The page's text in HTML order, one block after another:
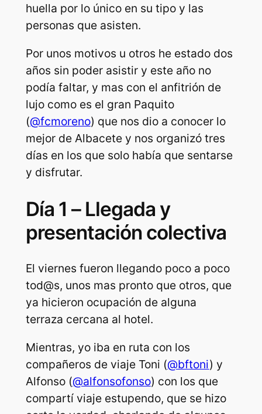
huella por lo único en su tipo y las
personas que asisten.
Por unos motivos u otros he estado dos
años sin poder asistir y este año no
podía faltar, y mas con el anfitrión de
lujo como es el gran Paquito
(@fcmoreno) que nos dio a conocer lo
mejor de Albacete y nos organizó tres
días en los que solo había que sentarse
y disfrutar.
Día 1 – Llegada y
presentación colectiva
El viernes fueron llegando poco a poco
tod@s, unos mas pronto que otros, que
ya hicieron ocupación de alguna
terraza cercana al hotel.
Mientras, yo iba en ruta con los
compañeros de viaje Toni (@bftoni) y
Alfonso (@alfonsofonso) con los que
compartí viaje estupendo, que se hizo